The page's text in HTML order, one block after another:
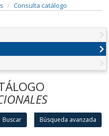
Consulta catálogo
Buscar Búsqueda avanzada